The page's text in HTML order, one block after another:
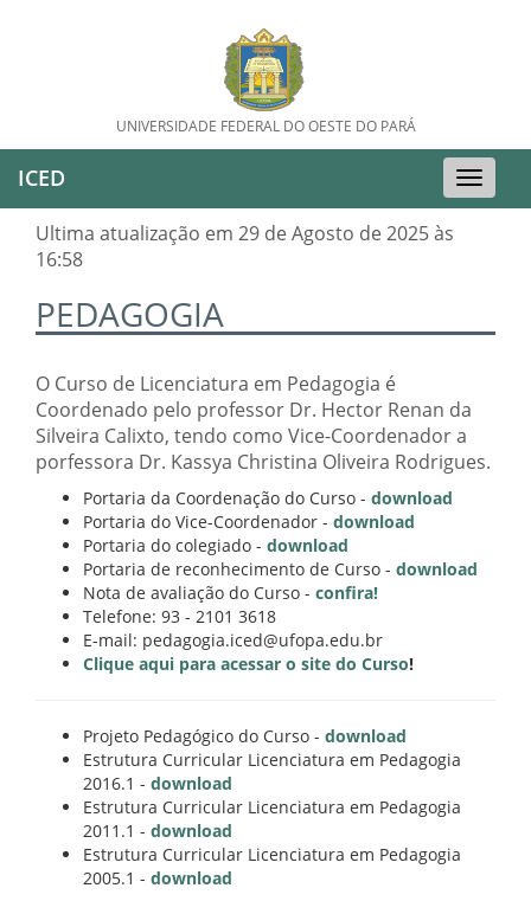
UNIVERSIDADE FEDERAL DO OESTE DO PARÁ
Toggle
ICED
Ultima atualização em 29 de Agosto de 2025 às
16:58
PEDAGOGIA
O Curso de Licenciatura em Pedagogia é
Coordenado pelo professor Dr. Hector Renan da
Silveira Calixto, tendo como Vice-Coordenador a
porfessora Dr. Kassya Christina Oliveira Rodrigues.
Portaria da Coordenação do Curso - download
Portaria do Vice-Coordenador - download
Portaria do colegiado - download
Portaria de reconhecimento de Curso - download
Nota de avaliação do Curso - confira!
Telefone: 93 - 2101 3618
E-mail: pedagogia.iced@ufopa.edu.br
Clique aqui para acessar o site do Curso!
Projeto Pedagógico do Curso - download
Estrutura Curricular Licenciatura em Pedagogia
2016.1 - download
Estrutura Curricular Licenciatura em Pedagogia
2011.1 - download
Estrutura Curricular Licenciatura em Pedagogia
2005.1 - download